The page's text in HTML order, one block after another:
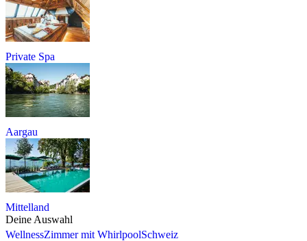
Private Spa
Aargau
Mittelland
Deine Auswahl
WellnessZimmer mit WhirlpoolSchweiz